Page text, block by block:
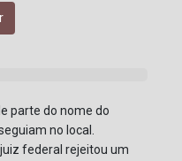
parte do nome do
no local.
federal rejeitou um